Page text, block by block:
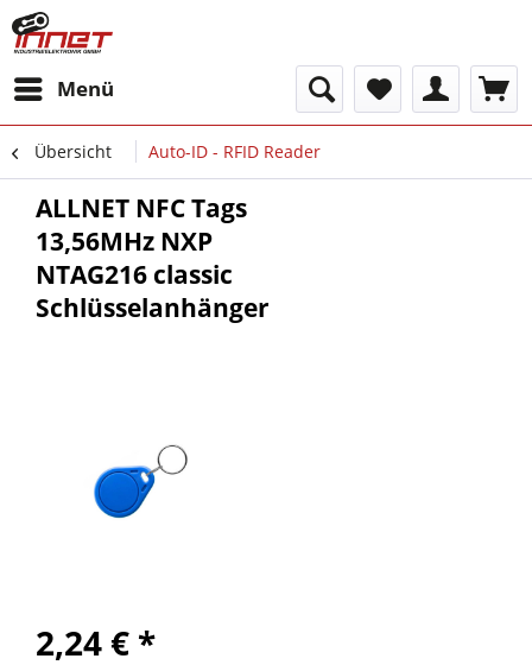
Menü
Übersicht Auto-ID - RFID Reader
ALLNET NFC Tags
13,56MHz NXP
NTAG216 classic
Schlüsselanhänger
2,24 € *